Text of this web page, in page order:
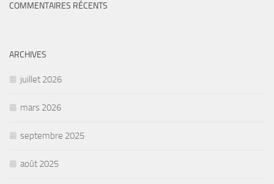
COMMENTAIRES RÉCENTS
ARCHIVES
juillet 2026
mars 2026
septembre 2025
août 2025